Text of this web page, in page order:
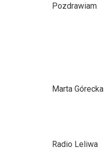
Pozdrawiam
Marta Górecka
Radio Leliwa